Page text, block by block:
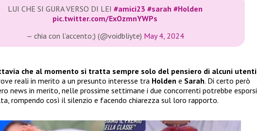
LUI CHE SI GURA VERSO DI LEI #amici23 #sarah #Holden
pic.twitter.com/ExOzmnYWPs
— chia con l’accento;) (@voidbliyte) May 4, 2024
che al momento si tratta sempre solo del pensiero di alcuni utenti
reali in merito a un presunto interesse tra Holden e Sarah. Di certo però
news in merito, nelle prossime settimane i due concorrenti potrebbe esporsi
rompendo così il silenzio e facendo chiarezza sul loro rapporto.